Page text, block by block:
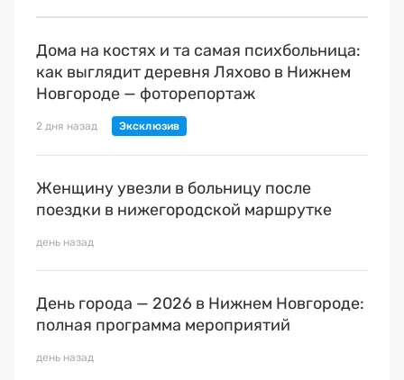
Дома на костях и та самая психбольница:
как выглядит деревня Ляхово в Нижнем
Новгороде — фоторепортаж
2 дня назад
Женщину увезли в больницу после
поездки в нижегородской маршрутке
день назад
День города — 2026 в Нижнем Новгороде:
полная программа мероприятий
день назад